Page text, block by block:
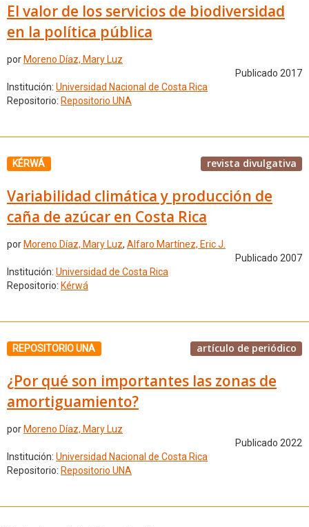
El valor de los servicios de biodiversidad
en la política pública
por Moreno Díaz, Mary Luz
Publicado 2017
Institución: Universidad Nacional de Costa Rica
Repositorio: Repositorio UNA
KÉRWÁ revista divulgativa
Variabilidad climática y producción de
caña de azúcar en Costa Rica
por Moreno Díaz, Mary Luz, Alfaro Martínez, Eric J.
Publicado 2007
Institución: Universidad de Costa Rica
Repositorio: Kérwá
REPOSITORIO UNA artículo de periódico
¿Por qué son importantes las zonas de
amortiguamiento?
por Moreno Díaz, Mary Luz
Publicado 2022
Institución: Universidad Nacional de Costa Rica
Repositorio: Repositorio UNA